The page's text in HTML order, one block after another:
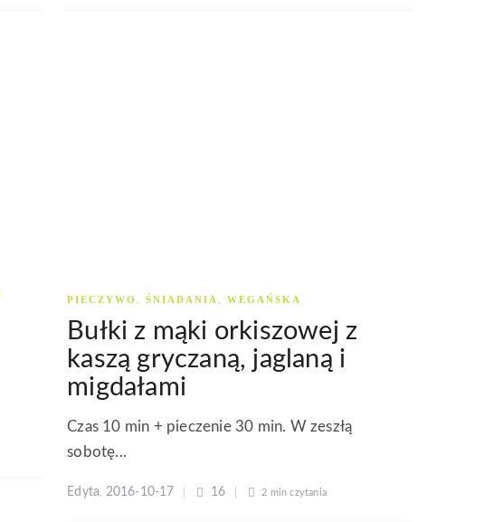
PIECZYWO ,ŚNIADANIA ,WEGAŃSKA
Bułki z mąki orkiszowej z
kaszą gryczaną, jaglaną i
migdałami
Czas 10 min + pieczenie 30 min. W zeszłą
sobotę...
Edyta, 2016-10-17 16 2 minczytania